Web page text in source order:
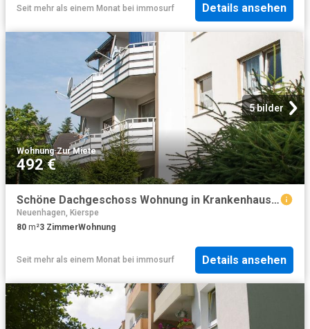
Seit mehr als einem Monat bei immosurf Details ansehen
5 bilder
Wohnung·Zur Miete
492 €
Schöne Dachgeschoss Wohnung in Krankenhausnähe
Neuenhagen, Kierspe
80 m²3 ZimmerWohnung
Seit mehr als einem Monat bei immosurf Details ansehen